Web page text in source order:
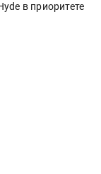
в приоритете